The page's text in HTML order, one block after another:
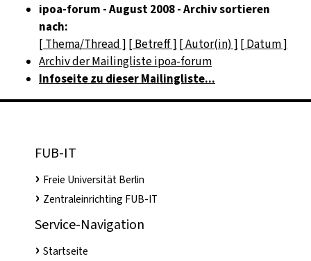
ipoa-forum - August 2008 - Archiv sortieren
nach:
[ Thema/Thread ] [ Betreff ] [ Autor(in) ] [ Datum ]
Archiv der Mailingliste ipoa-forum
Infoseite zu dieser Mailingliste...
FUB-IT
Freie Universität Berlin
Zentraleinrichting FUB-IT
Service-Navigation
Startseite